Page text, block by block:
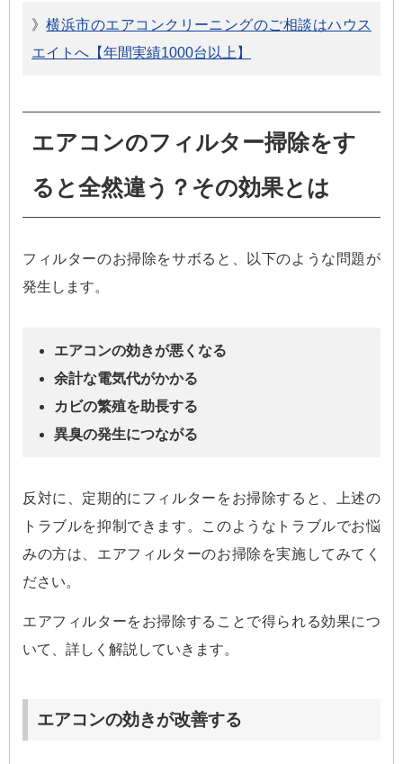
》横浜市のエアコンクリーニングのご相談はハウス
エイトへ【年間実績1000台以上】
エアコンのフィルター掃除をす
ると全然違う？その効果とは
フィルターのお掃除をサボると、以下のような問題が
発生します。
エアコンの効きが悪くなる
余計な電気代がかかる
カビの繁殖を助長する
異臭の発生につながる
反対に、定期的にフィルターをお掃除すると、上述の
トラブルを抑制できます。このようなトラブルでお悩
みの方は、エアフィルターのお掃除を実施してみてく
ださい。
エアフィルターをお掃除することで得られる効果につ
いて、詳しく解説していきます。
エアコンの効きが改善する